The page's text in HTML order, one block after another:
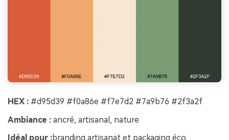
HEX : #d95d39 #f0a86e #f7e7d2 #7a9b76 #2f3a2f
Ambiance : ancré, artisanal, nature
Idéal pour :branding artisanat et packaging éco